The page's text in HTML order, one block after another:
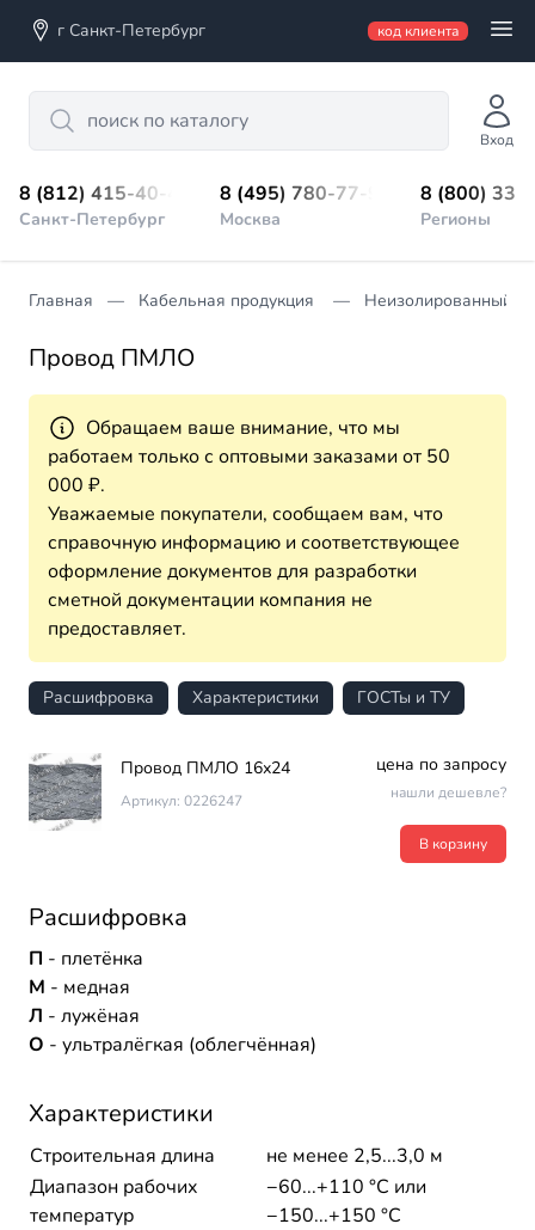
г Санкт-Петербург код клиента
Search
Вход
8 (812) 415-40-45
Санкт-Петербург
8 (495) 780-77-98
Москва
8 (800)
Регионы
Главная Кабельная продукция Неизолированный
Провод ПМЛО
Обращаем ваше внимание, что мы
работаем только с оптовыми заказами от 50
000 ₽.
Уважаемые покупатели, сообщаем вам, что
справочную информацию и соответствующее
оформление документов для разработки
сметной документации компания не
предоставляет.
Расшифровка Характеристики ГОСТы и ТУ
Провод ПМЛО 16х24
Артикул: 0226247
цена по запросу
нашли дешевле?
В корзину
Расшифровка
П - плетёнка
М - медная
Л - лужёная
О - ультралёгкая (облегчённая)
Характеристики
Строительная длина
не менее 2,5...3,0 м
Диапазон рабочих
температур
−60...+110 °C или
−150...+150 °C